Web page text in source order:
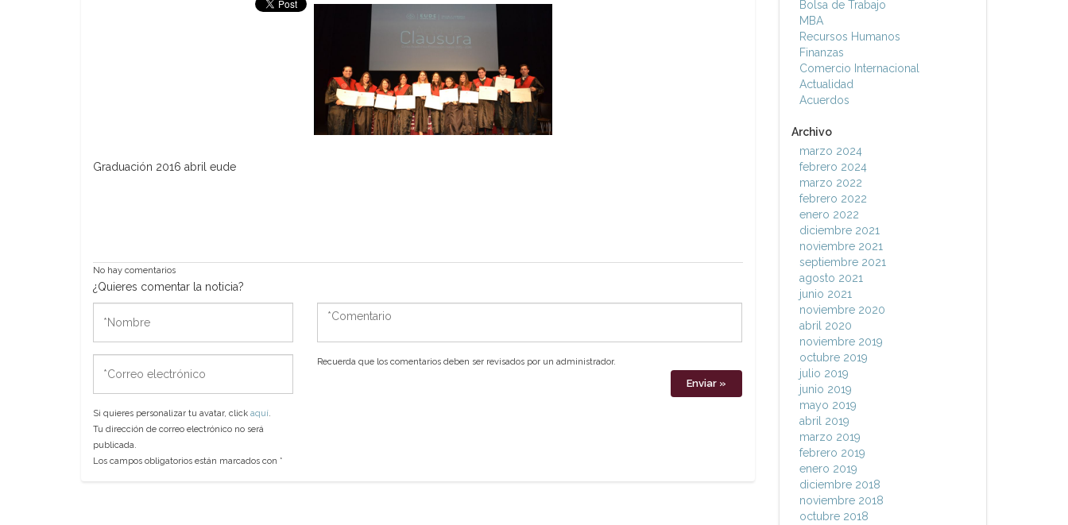
Graduación 2016 abril eude
No hay comentarios
¿Quieres comentar la noticia?
electrónico
Si quieres personalizar tu avatar, click aquí.
Tu dirección de correo electrónico no será
publicada.
Los campos obligatorios están marcados con *
*Comentario
Recuerda que los comentarios deben ser revisados por un administrador.
Bolsa de Trabajo
MBA
Recursos Humanos
Finanzas
Comercio Internacional
Actualidad
Acuerdos
Archivo
marzo 2024
febrero 2024
marzo 2022
febrero 2022
enero 2022
diciembre 2021
noviembre 2021
septiembre 2021
agosto 2021
junio 2021
noviembre 2020
abril 2020
noviembre 2019
octubre 2019
julio 2019
junio 2019
mayo 2019
abril 2019
marzo 2019
febrero 2019
enero 2019
diciembre 2018
noviembre 2018
octubre 2018